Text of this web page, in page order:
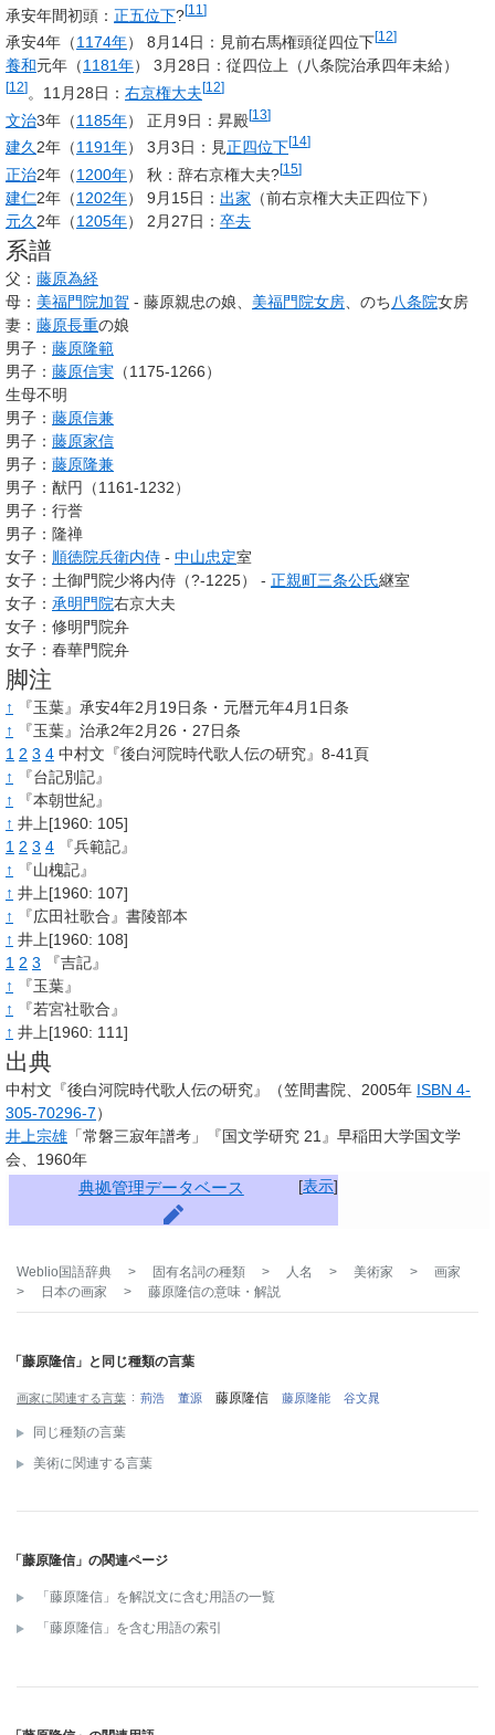
承安年間初頭： 正五位下?[11 ]
承安4年（1174年） 8月14日：見前右馬権頭従四位下[12]
養和元年（1181年） 3月28日：従四位上（八条院治承四年未給）
[12] 。11月28日： 右京権大夫[12]
文治3年（1185年） 正月9日：昇殿[13]
建久 2年（1191年） 3月3日：見正四位下[14]
正治2年（1200年） 秋：辞右京権大夫?[15]
建仁2年（1202年） 9月15日： 出家 （前右京権大夫正四位下）
元久 2年（1205年） 2月27日： 卒去
系譜
父： 藤原為経
母： 美福門院加賀 - 藤原親忠の娘、 美福門院女房 、のち八条院女房
妻： 藤原長重の娘
男子： 藤原隆範
男子： 藤原信実 （1175-1266）
生母不明
男子： 藤原信兼
男子： 藤原家信
男子： 藤原隆兼
男子：猷円（1161-1232）
男子：行誉
男子：隆禅
女子： 順徳院兵衛内侍 - 中山忠定室
女子：土御門院少将内侍（?-1225） - 正親町三条公氏継室
女子： 承明門院右京大夫
女子：修明門院弁
女子：春華門院弁
脚注
↑
『玉葉』承安4年2月19日条・元暦元年4月1日条
↑
『玉葉』治承2年2月26・27日条
1 2 3 4 中村文『後白河院時代歌人伝の研究』8-41頁
↑
『台記別記』
↑
『本朝世紀』
↑ 井上[1960: 105]
1 2 3 4
『兵範記』
↑
『山槐記』
↑ 井上[1960: 107]
↑
『広田社歌合』書陵部本
↑ 井上[1960: 108]
1 2 3
『吉記』
↑
『玉葉』
↑
『若宮社歌合』
↑ 井上[1960: 111]
出典
中村文『後白河院時代歌人伝の研究』（笠間書院、2005年 ISBN 4-
305-70296-7）
井上宗雄 「常磐三寂年譜考」『国文学研究 21』早稲田大学国文学
会、1960年
[表示]
典拠管理データベース
Weblio国語辞典 > 固有名詞の種類 > 人名 > 美術家 >
画家
>
日本の画家 > 藤原隆信の意味・解説
「藤原隆信」と同じ種類の言葉
画家に関連する言葉 荊浩 董源 藤原隆信 藤原隆能 谷文晁
同じ種類の言葉
美術に関連する言葉
「藤原隆信」の関連ページ
「藤原隆信」を解説文に含む用語の一覧
「藤原隆信」を含む用語の索引